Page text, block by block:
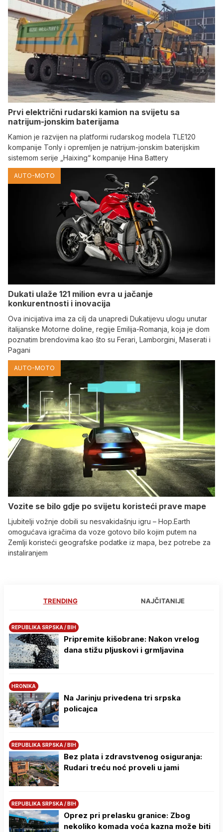
Prvi električni rudarski kamion na svijetu sa
natrijum-jonskim baterijama
Kamion je razvijen na platformi rudarskog modela TLE120
kompanije Tonly i opremljen je natrijum-jonskim baterijskim
sistemom serije „Haixing“ kompanije Hina Battery
AUTO-MOTO
Dukati ulaže 121 milion evra u jačanje
konkurentnosti i inovacija
Ova inicijativa ima za cilj da unapredi Dukatijevu ulogu unutar
italijanske Motorne doline, regije Emilija-Romanja, koja je dom
poznatim brendovima kao što su Ferari, Lamborgini, Maserati i
Pagani
AUTO-MOTO
Vozite se bilo gdje po svijetu koristeći prave mape
Ljubitelji vožnje dobili su nesvakidašnju igru – Hop.Earth
omogućava igračima da voze gotovo bilo kojim putem na
Zemlji koristeći geografske podatke iz mapa, bez potrebe za
instaliranjem
TRENDING NAJČITANIJE
REPUBLIKA SRPSKA / BIH
Pripremite kišobrane: Nakon vrelog
dana stižu pljuskovi i grmljavina
HRONIKA
Na Јarinju privedena tri srpska
policajca
REPUBLIKA SRPSKA / BIH
Bez plata i zdravstvenog osiguranja:
Rudari treću noć proveli u jami
REPUBLIKA SRPSKA / BIH
Oprez pri prelasku granice: Zbog
nekoliko komada voća kazna može biti